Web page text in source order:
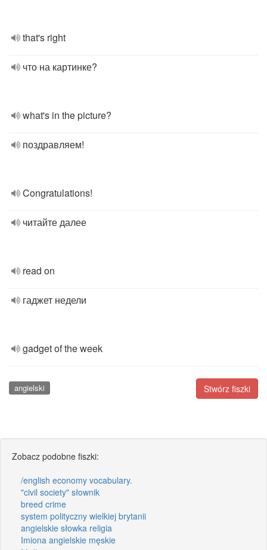
that's right
что на картинке?
what's in the picture?
поздравляем!
Congratulations!
читайте далее
read on
гаджет недели
gadget of the week
Stwórz fiszki
angielski
Zobacz podobne fiszki:
/english economy vocabulary.
"civil society" słownik
breed crime
system polityczny wielkiej brytanii
angielskie słowka religia
Imiona angielskie męskie